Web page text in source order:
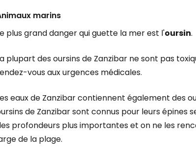
marins
plus grand danger qui guette la mer est l'oursin.
plupart des oursins de Zanzibar ne sont pas
vous aux urgences médicales.
eaux de Zanzibar contiennent également des
de Zanzibar sont connus pour leurs épines
profondeurs plus importantes et on ne les
de la plage.